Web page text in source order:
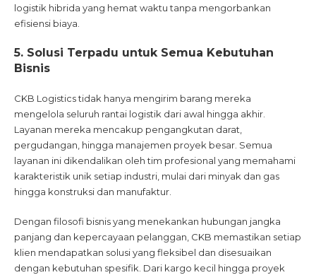
logistik hibrida yang hemat waktu tanpa mengorbankan
efisiensi biaya.
5. Solusi Terpadu untuk Semua Kebutuhan
Bisnis
CKB Logistics tidak hanya mengirim barang mereka
mengelola seluruh rantai logistik dari awal hingga akhir.
Layanan mereka mencakup pengangkutan darat,
pergudangan, hingga manajemen proyek besar. Semua
layanan ini dikendalikan oleh tim profesional yang memahami
karakteristik unik setiap industri, mulai dari minyak dan gas
hingga konstruksi dan manufaktur.
Dengan filosofi bisnis yang menekankan hubungan jangka
panjang dan kepercayaan pelanggan, CKB memastikan setiap
klien mendapatkan solusi yang fleksibel dan disesuaikan
dengan kebutuhan spesifik. Dari kargo kecil hingga proyek